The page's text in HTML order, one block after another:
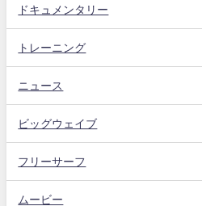
ドキュメンタリー
トレーニング
ニュース
ビッグウェイブ
フリーサーフ
ムービー